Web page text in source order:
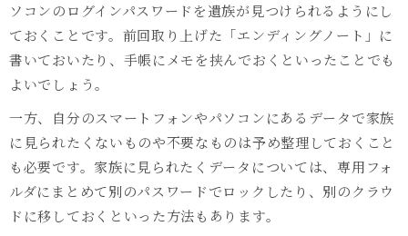
ソコンのログインパスワードを遺族が見つけられるようにし
ておくことです。前回取り上げた「エンディングノート」に
書いておいたり、手帳にメモを挟んでおくといったことでも
よいでしょう。
一方、自分のスマートフォンやパソコンにあるデータで家族
に見られたくないものや不要なものは予め整理しておくこと
も必要です。家族に見られたくデータについては、専用フォ
ルダにまとめて別のパスワードでロックしたり、別のクラウ
ドに移しておくといった方法もあります。